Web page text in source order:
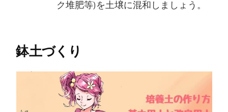
ク堆肥等)を土壌に混和しましょう。
鉢土づくり